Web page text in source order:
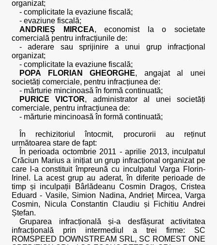
organizat;
- complicitate la evaziune fiscală;
- evaziune fiscală;
ANDRIEȘ MIRCEA, economist la o societate
comercială pentru infracțiunile de:
- aderare sau sprijinire a unui grup infracțional
organizat;
- complicitate la evaziune fiscală;
POPA FLORIAN GHEORGHE, angajat al unei
societăți comerciale, pentru infracțiunea de:
- mărturie mincinoasă în formă continuată;
PURICE VICTOR, administrator al unei societăți
comerciale, pentru infracțiunea de:
- mărturie mincinoasă în formă continuată;
În rechizitoriul întocmit, procurorii au reținut
următoarea stare de fapt:
În perioada octombrie 2011 - aprilie 2013, inculpatul
Crăciun Marius a inițiat un grup infracțional organizat pe
care l-a constituit împreună cu inculpatul Varga Florin-
Irinel. La acest grup au aderat, în diferite perioade de
timp și inculpații Bârlădeanu Cosmin Dragoș, Cristea
Eduard - Vasile, Simion Nadina, Andrieț Mircea, Varga
Cosmin, Nicula Constantin Claudiu și Fichitiu Andrei
Ștefan.
Gruparea infracțională și-a desfășurat activitatea
infracțională prin intermediul a trei firme: SC
ROMSPEED DOWNSTREAM SRL, SC ROMEST ONE